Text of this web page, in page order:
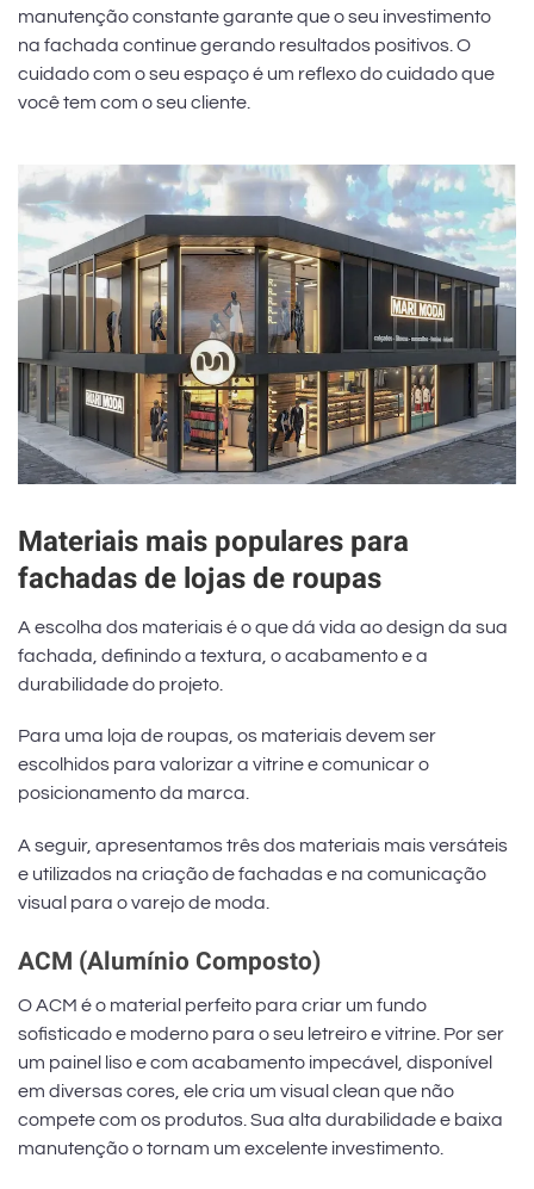
manutenção constante garante que o seu investimento
na fachada continue gerando resultados positivos. O
cuidado com o seu espaço é um reflexo do cuidado que
você tem com o seu cliente.
Materiais mais populares para
fachadas de lojas de roupas
A escolha dos materiais é o que dá vida ao design da sua
fachada, definindo a textura, o acabamento e a
durabilidade do projeto.
Para uma loja de roupas, os materiais devem ser
escolhidos para valorizar a vitrine e comunicar o
posicionamento da marca.
A seguir, apresentamos três dos materiais mais versáteis
e utilizados na criação de fachadas e na comunicação
visual para o varejo de moda.
ACM (Alumínio Composto)
O ACM é o material perfeito para criar um fundo
sofisticado e moderno para o seu letreiro e vitrine. Por ser
um painel liso e com acabamento impecável, disponível
em diversas cores, ele cria um visual clean que não
compete com os produtos. Sua alta durabilidade e baixa
manutenção o tornam um excelente investimento.